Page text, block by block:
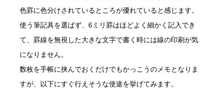
色罫に色分けされているところが優れていると感じます。
使う筆記具を選ばず、6ミリ罫はほどよく細かく記入でき
て、罫線を無視した大きな文字で書く時には線の印刷が気
になりません。
数枚を手帳に挟んでおくだけでもかっこうのメモとなりま
すが、以下にすぐ行えそうな使途を挙げてみます。